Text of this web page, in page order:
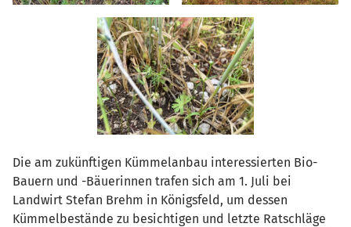
Die am zukünftigen Kümmelanbau interessierten Bio-
Bauern und -Bäuerinnen trafen sich am 1. Juli bei
Landwirt Stefan Brehm in Königsfeld, um dessen
Kümmelbestände zu besichtigen und letzte Ratschläge